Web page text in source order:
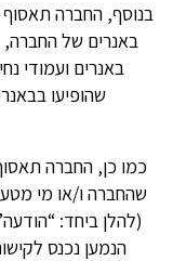
בנוסף, החברה
באנרים של החברה,
באנרים ועמודי
שהופיעו
כמו כן, החברה
(להלן ביחד:
הנמען נכנס